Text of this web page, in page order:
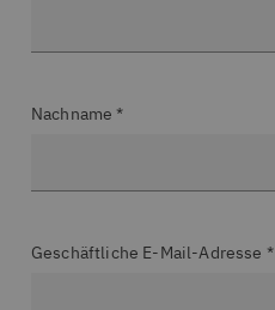
Nachname *
Geschäftliche E-Mail-Adresse *